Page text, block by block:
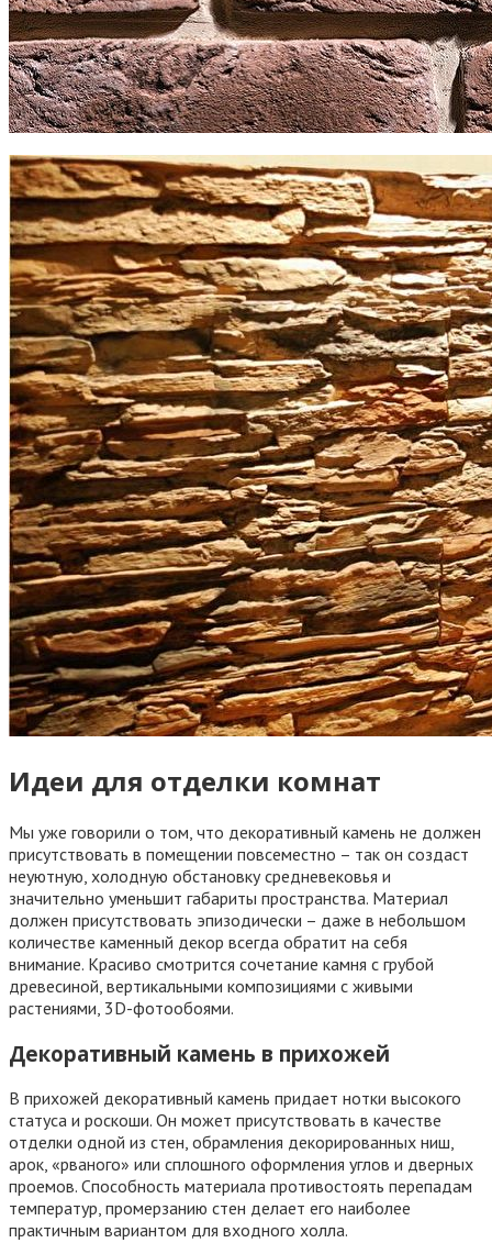
Идеи для отделки комнат
Мы уже говорили о том, что декоративный камень не должен
присутствовать в помещении повсеместно – так он создаст
неуютную, холодную обстановку средневековья и
значительно уменьшит габариты пространства. Материал
должен присутствовать эпизодически – даже в небольшом
количестве каменный декор всегда обратит на себя
внимание. Красиво смотрится сочетание камня с грубой
древесиной, вертикальными композициями с живыми
растениями, 3D-фотообоями.
Декоративный камень в прихожей
В прихожей декоративный камень придает нотки высокого
статуса и роскоши. Он может присутствовать в качестве
отделки одной из стен, обрамления декорированных ниш,
арок, «рваного» или сплошного оформления углов и дверных
проемов. Способность материала противостоять перепадам
температур, промерзанию стен делает его наиболее
практичным вариантом для входного холла.